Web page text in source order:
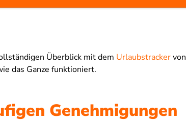
Überblick mit dem Urlaubstrackervon
das Ganze funktioniert.
Genehmigungen